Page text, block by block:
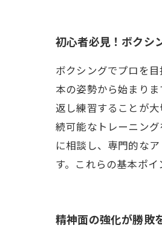
初心者必見！ボクシ
ボクシングでプロを
本の姿勢から始まり
返し練習することが
続可能なトレーニン
に相談し、専門的な
す。これらの基本ポ
精神面の強化が勝敗